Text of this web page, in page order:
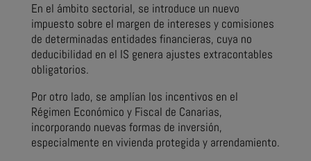
En el ámbito sectorial, se introduce un nuevo
impuesto sobre el margen de intereses y comisiones
de determinadas entidades financieras, cuya no
deducibilidad en el IS genera ajustes extracontables
obligatorios.
Por otro lado, se amplían los incentivos en el
Régimen Económico y Fiscal de Canarias,
incorporando nuevas formas de inversión,
especialmente en vivienda protegida y arrendamiento.